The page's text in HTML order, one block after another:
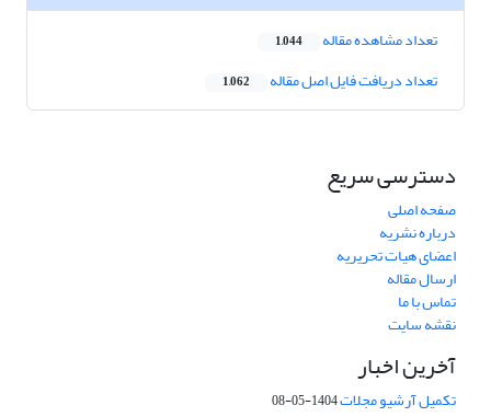
تعداد مشاهده مقاله 1,044
تعداد دریافت فایل اصل مقاله 1,062
دسترسی سریع
صفحه اصلی
درباره نشریه
اعضای هیات تحریریه
ارسال مقاله
تماس با ما
نقشه سایت
آخرین اخبار
تکمیل آرشیو مجلات1404-05-08